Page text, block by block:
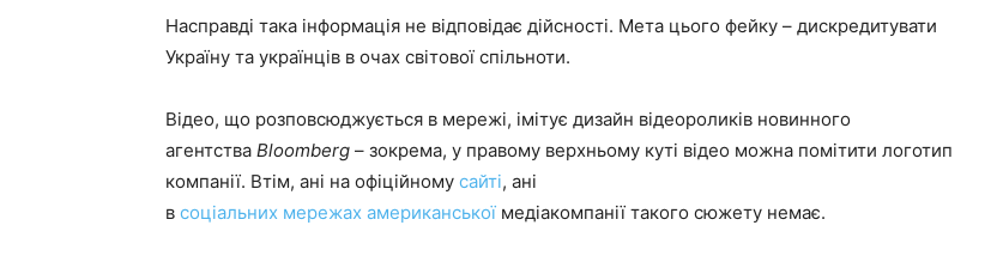
Насправді така інформація не відповідає дійсності. Мета цього фейку – дискредитувати
Україну та українців в очах світової спільноти.
Відео, що розповсюджується в мережі, імітує дизайн відеороликів новинного
агентства Bloomberg – зокрема, у правому верхньому куті відео можна помітити логотип
компанії. Втім, ані на офіційному сайті, ані
в соціальних мережах американської медіакомпанії такого сюжету немає.